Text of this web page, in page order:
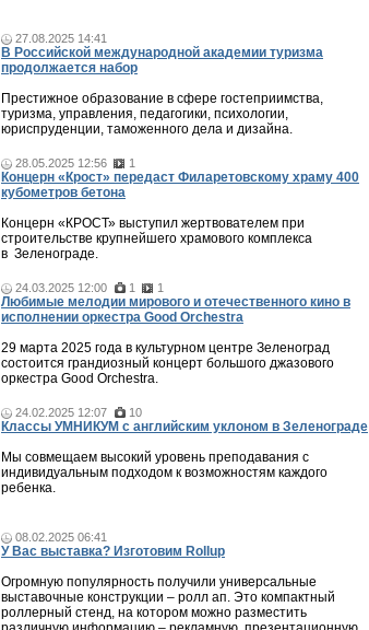
27.08.2025 14:41
В Российской международной академии туризма
продолжается набор
Престижное образование в сфере гостеприимства,
туризма, управления, педагогики, психологии,
юриспруденции, таможенного дела и дизайна.
28.05.2025 12:56 1
Концерн «Крост» передаст Филаретовскому храму 400
кубометров бетона
Концерн «КРОСТ» выступил жертвователем при
строительстве крупнейшего храмового комплекса
в Зеленограде.
24.03.2025 12:00 1 1
Любимые мелодии мирового и отечественного кино в
исполнении оркестра Good Orchestra
29 марта 2025 года в культурном центре Зеленоград
состоится грандиозный концерт большого джазового
оркестра Good Orchestra.
24.02.2025 12:07 10
Классы УМНИКУМ с английским уклоном в Зеленограде
Мы совмещаем высокий уровень преподавания с
индивидуальным подходом к возможностям каждого
ребенка.
08.02.2025 06:41
У Вас выставка? Изготовим Rollup
Огромную популярность получили универсальные
выставочные конструкции – ролл ап. Это компактный
роллерный стенд, на котором можно разместить